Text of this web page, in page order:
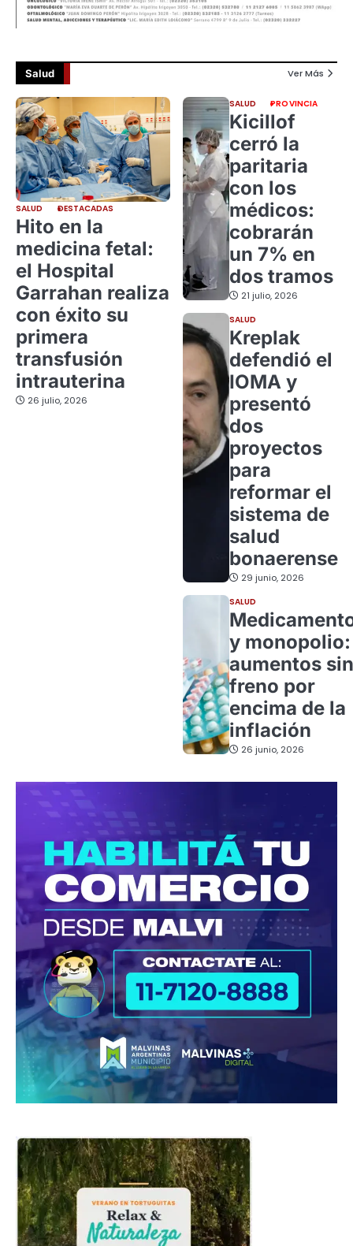
Salud Ver Más
SALUD DESTACADAS
Hito en la
medicina fetal:
el Hospital
Garrahan realiza
con éxito su
primera
transfusión
intrauterina
26 julio, 2026
SALUD PROVINCIA
Kicillof
cerró la
paritaria
con los
médicos:
cobrarán
un 7% en
dos tramos
21 julio, 2026
SALUD
Kreplak
defendió el
IOMA y
presentó
dos
proyectos
para
reformar el
sistema de
salud
bonaerense
29 junio, 2026
SALUD
y monopolio:
aumentos sin
freno por
encima de la
inflación
26 junio, 2026